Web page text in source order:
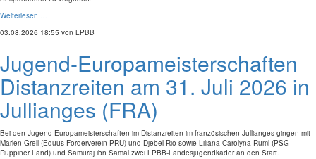
Weiterlesen …
03.08.2026 18:55 von LPBB
Jugend-Europameisterschaften
Distanzreiten am 31. Juli 2026 in
Jullianges (FRA)
Bei den Jugend-Europameisterschaften im Distanzreiten im französischen Jullianges gingen mit
Marlen Grell (Equus Förderverein PRU) und Djebel Rio sowie Liliana Carolyna Ruml (PSG
Ruppiner Land) und Samuraj ibn Samal zwei LPBB-Landesjugendkader an den Start.